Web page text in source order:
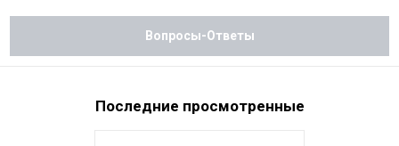
Вопросы-Ответы
Последние просмотренные